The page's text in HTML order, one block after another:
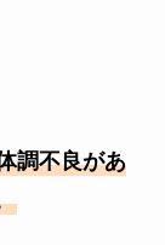
調不良があ